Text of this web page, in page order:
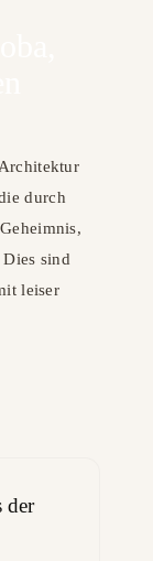
durch
sind
leiser
der